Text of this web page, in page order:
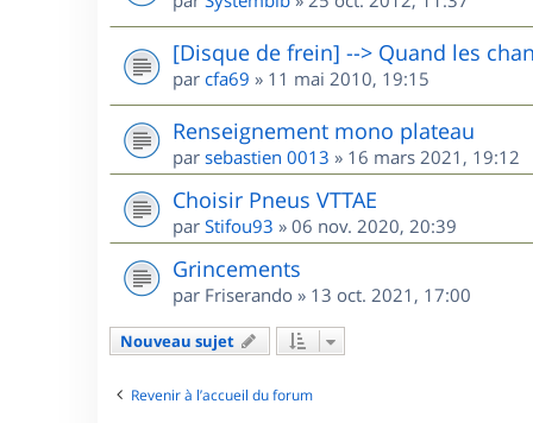
[Disque de frein] --> Quand les
par cfa69 » 11 mai 2010, 19:15
Renseignement mono plateau
par sebastien 0013 » 16 mars 2021, 19:12
Choisir Pneus VTTAE
par Stifou93 » 06 nov. 2020, 20:39
Grincements
par Friserando » 13 oct. 2021, 17:00
Nouveau sujet
Revenir à l’accueil du forum